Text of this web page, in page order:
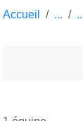
Accueil